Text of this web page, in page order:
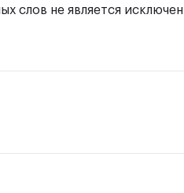
слов не является